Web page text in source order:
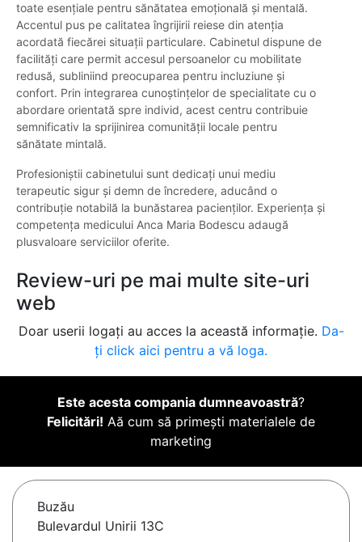
toate esențiale pentru sănătatea emoțională și mentală.
Accentul pus pe calitatea îngrijirii reiese din atenția
acordată fiecărei situații particulare. Cabinetul dispune de
facilități care permit accesul persoanelor cu mobilitate
redusă, subliniind preocuparea pentru incluziune și
confort. Prin integrarea cunoștințelor de specialitate cu o
abordare orientată spre individ, acest centru contribuie
semnificativ la sprijinirea comunității locale pentru
sănătate mintală.
Profesioniștii cabinetului sunt dedicați unui mediu
terapeutic sigur și demn de încredere, aducând o
contribuție notabilă la bunăstarea pacienților. Experiența și
competența medicului Anca Maria Bodescu adaugă
plusvaloare serviciilor oferite.
Review-uri pe mai multe site-uri
web
Doar userii logați au acces la această informație. Da-
ți click aici pentru a vă loga.
Este acesta compania dumneavoastră?
Felicitări! Aă cum să primești materialele de
marketing
Buzău
Bulevardul Unirii 13C